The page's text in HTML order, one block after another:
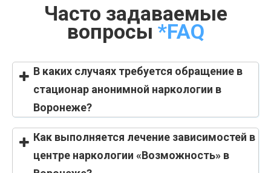
Часто задаваемые
вопросы *FAQ
В каких случаях требуется обращение в
стационар анонимной наркологии в
Воронеже?
Как выполняется лечение зависимостей в
центре наркологии «Возможность» в